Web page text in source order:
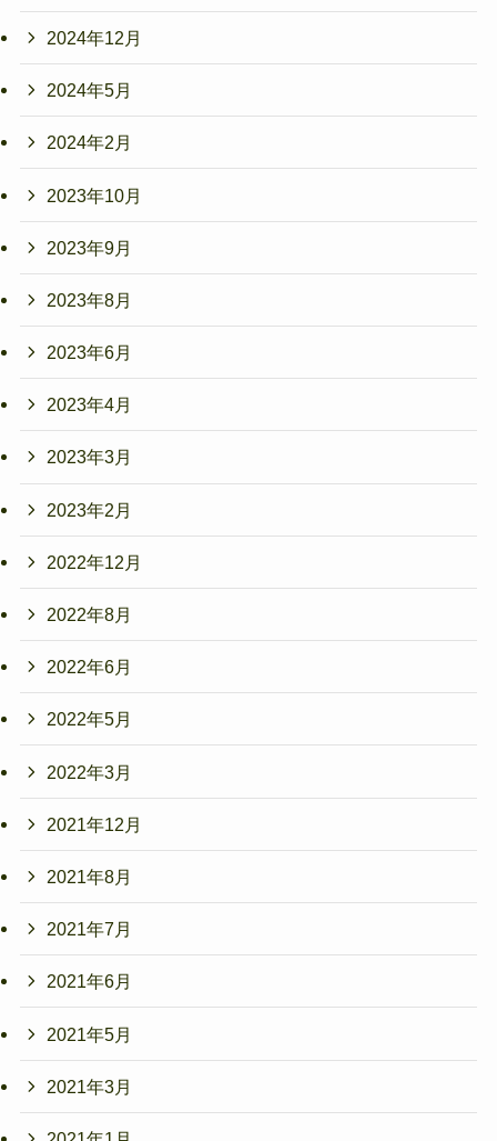
2024年12月
2024年5月
2024年2月
2023年10月
2023年9月
2023年8月
2023年6月
2023年4月
2023年3月
2023年2月
2022年12月
2022年8月
2022年6月
2022年5月
2022年3月
2021年12月
2021年8月
2021年7月
2021年6月
2021年5月
2021年3月